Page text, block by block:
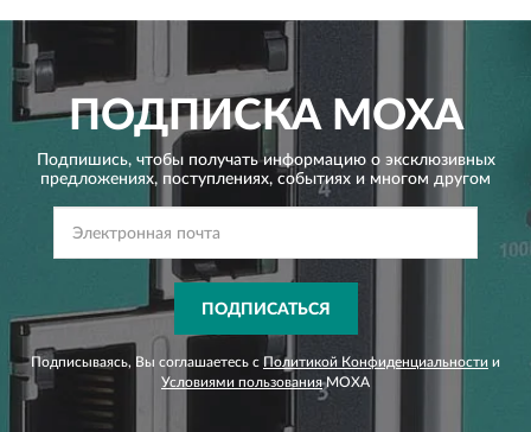
ПОДПИСКАMOXA
Подпишись, чтобы получать информацию о эксклюзивных
предложениях, поступлениях, событиях и многом другом
ПОДПИСАТЬСЯ
Подписываясь, Вы соглашаетесь с Политикой Конфиденциальности и
Условиями пользованияMOXA